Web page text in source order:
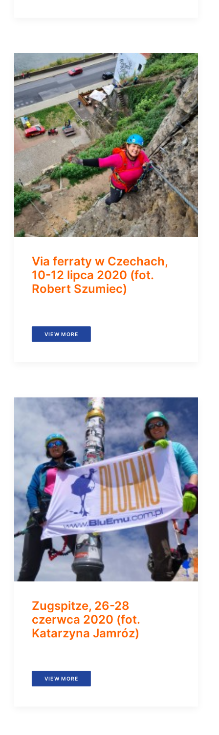
Via ferraty w Czechach,
10-12 lipca 2020 (fot.
Robert Szumiec)
VIEW MORE
Zugspitze, 26-28
czerwca 2020 (fot.
Katarzyna Jamróz)
VIEW MORE